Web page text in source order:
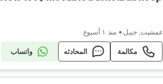
عمشيت, جبيل • منذ ١ أسبوع
مكالمة المحادثه واتساب